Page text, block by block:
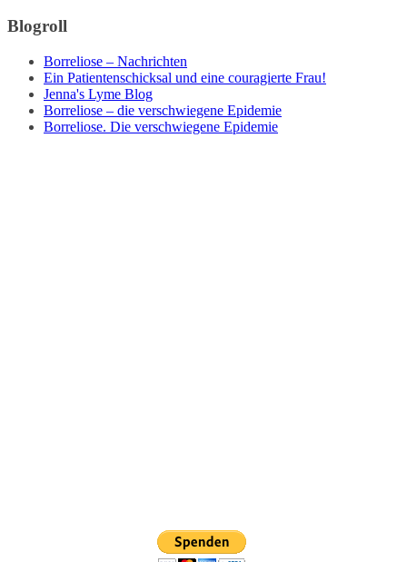
Blogroll
Borreliose – Nachrichten
Ein Patientenschicksal und eine couragierte Frau!
Jenna's Lyme Blog
Borreliose – die verschwiegene Epidemie
Borreliose. Die verschwiegene Epidemie